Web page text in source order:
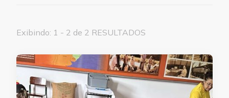
Exibindo: 1 - 2 de 2 RESULTADOS